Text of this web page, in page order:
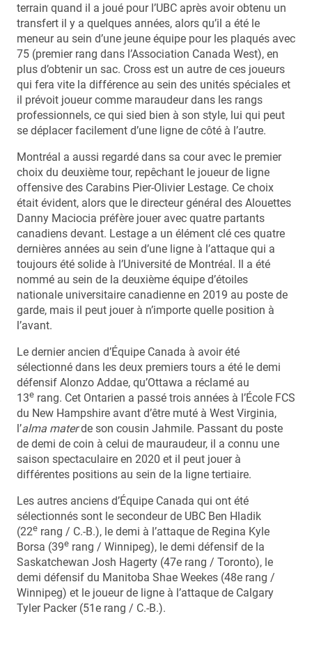
terrain quand il a joué pour l’UBC après avoir obtenu un
transfert il y a quelques années, alors qu’il a été le
meneur au sein d’une jeune équipe pour les plaqués avec
75 (premier rang dans l’Association Canada West), en
plus d’obtenir un sac. Cross est un autre de ces joueurs
qui fera vite la différence au sein des unités spéciales et
il prévoit joueur comme maraudeur dans les rangs
professionnels, ce qui sied bien à son style, lui qui peut
se déplacer facilement d’une ligne de côté à l’autre.
Montréal a aussi regardé dans sa cour avec le premier
choix du deuxième tour, repêchant le joueur de ligne
offensive des Carabins Pier-Olivier Lestage. Ce choix
était évident, alors que le directeur général des Alouettes
Danny Maciocia préfère jouer avec quatre partants
canadiens devant. Lestage a un élément clé ces quatre
dernières années au sein d’une ligne à l’attaque qui a
toujours été solide à l’Université de Montréal. Il a été
nommé au sein de la deuxième équipe d’étoiles
nationale universitaire canadienne en 2019 au poste de
garde, mais il peut jouer à n’importe quelle position à
l’avant.
Le dernier ancien d’Équipe Canada à avoir été
sélectionné dans les deux premiers tours a été le demi
défensif Alonzo Addae, qu’Ottawa a réclamé au
13e rang. Cet Ontarien a passé trois années à l’École FCS
du New Hampshire avant d’être muté à West Virginia,
l’alma materde son cousin Jahmile. Passant du poste
de demi de coin à celui de mauraudeur, il a connu une
saison spectaculaire en 2020 et il peut jouer à
différentes positions au sein de la ligne tertiaire.
Les autres anciens d’Équipe Canada qui ont été
sélectionnés sont le secondeur de UBC Ben Hladik
(22e rang / C.-B.), le demi à l’attaque de Regina Kyle
Borsa (39e rang / Winnipeg), le demi défensif de la
Saskatchewan Josh Hagerty (47e rang / Toronto), le
demi défensif du Manitoba Shae Weekes (48e rang /
Winnipeg) et le joueur de ligne à l’attaque de Calgary
Tyler Packer (51e rang / C.-B.).